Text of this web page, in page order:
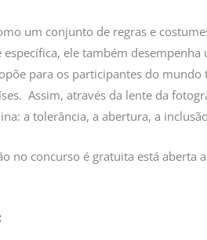
um conjunto de regras e
ele também
para os participantes do
Assim, através da lente da
a tolerância, a abertura, a
no concurso é gratuita está aberta